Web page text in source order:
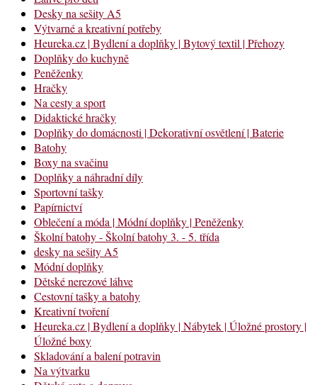
Desky na sešity A5
Výtvarné a kreativní potřeby
Heureka.cz | Bydlení a doplňky | Bytový textil | Přehozy
Doplňky do kuchyně
Peněženky
Hračky
Na cesty a sport
Didaktické hračky
Doplňky do domácnosti | Dekorativní osvětlení | Baterie
Batohy
Boxy na svačinu
Doplňky a náhradní díly
Sportovní tašky
Papírnictví
Oblečení a móda | Módní doplňky | Peněženky
Školní batohy - Školní batohy 3. - 5. třída
desky na sešity A5
Módní doplňky
Dětské nerezové láhve
Cestovní tašky a batohy
Kreativní tvoření
Heureka.cz | Bydlení a doplňky | Nábytek | Úložné prostory |
Úložné boxy
Skladování a balení potravin
Na výtvarku